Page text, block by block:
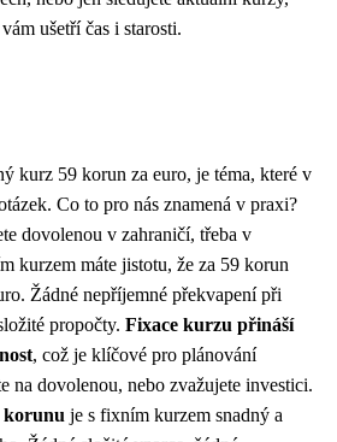
ušetří čas i starosti.
kurz 59 korun za euro, je téma, které v
Co to pro nás znamená v praxi?
dovolenou v zahraničí, třeba v
kurzem máte jistotu, že za 59 korun
Žádné nepříjemné překvapení při
propočty. Fixace kurzu přináší
, což je klíčové pro plánování
na dovolenou, nebo zvažujete investici.
korunu je s fixním kurzem snadný a